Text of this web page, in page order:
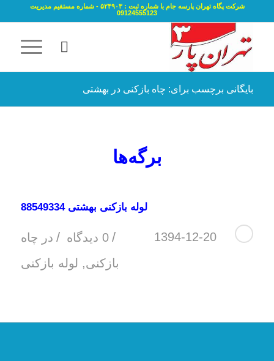
شرکت پگاه تهران پارسه جام با شماره ثبت : ۵۲۴۹۰۳ - شماره مستقیم مدیریت
09124555123
بایگانی برچسب برای: چاه بازکنی در بهشتی
برگه‌ها
لوله بازکنی بهشتی 88549334
1394-12-20
/ 0 دیدگاه / در چاه
بازکنی, لوله بازکنی